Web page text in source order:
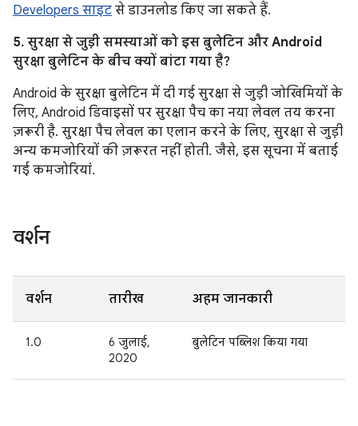
Developers साइट से डाउनलोड किए जा सकते हैं.
5. सुरक्षा से जुड़ी समस्याओं को इस बुलेटिन और Android
सुरक्षा बुलेटिन के बीच क्यों बांटा गया है?
Android के सुरक्षा बुलेटिन में दी गई सुरक्षा से जुड़ी जोखिमियों के
लिए, Android डिवाइसों पर सुरक्षा पैच का नया लेवल तय करना
ज़रूरी है. सुरक्षा पैच लेवल का एलान करने के लिए, सुरक्षा से जुड़ी
अन्य कमजोरियों की ज़रूरत नहीं होती. जैसे, इस सूचना में बताई
गई कमजोरियां.
वर्शन
वर्शन तारीख अहम जानकारी
1.0
6 जुलाई,
2020
बुलेटिन पब्लिश किया गया